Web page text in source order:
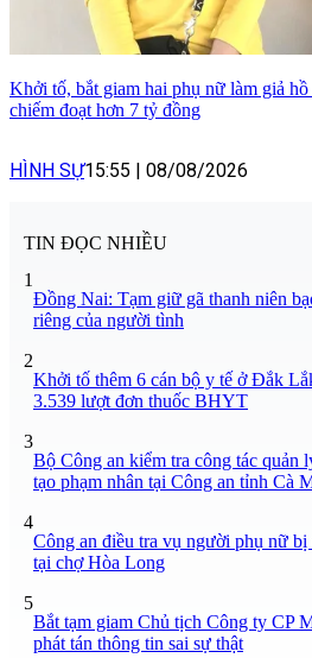
Khởi tố, bắt giam hai phụ nữ làm giả hồ
chiếm đoạt hơn 7 tỷ đồng
HÌNH SỰ15:55 08/08/2026
TIN ĐỌC NHIỀU
1
Đồng Nai: Tạm giữ gã thanh niên
riêng của người tình
2
Khởi tố thêm 6 cán bộ y tế ở Đắk
3.539 lượt đơn thuốc BHYT
3
Bộ Công an kiểm tra công tác quản
tạo phạm nhân tại Công an tỉnh Cà
4
Công an điều tra vụ người phụ nữ
tại chợ Hòa Long
5
Bắt tạm giam Chủ tịch Công ty CP
phát tán thông tin sai sự thật